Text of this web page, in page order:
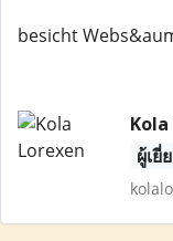
besicht
ผู้เยี่